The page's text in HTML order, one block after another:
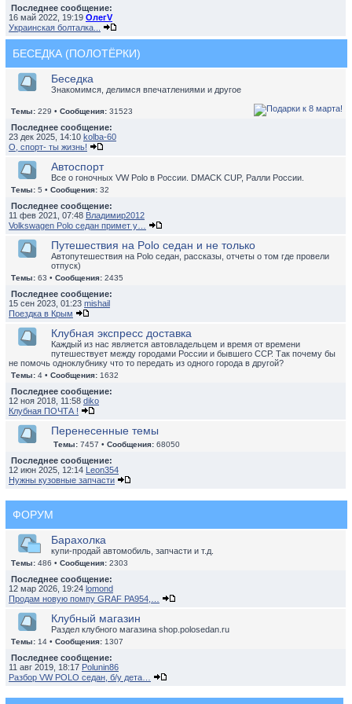
Последнее сообщение:
16 май 2022, 19:19 ОлегV
Украинская болталка...
БЕСЕДКА (ПОЛОТЁРКИ)
Беседка
Знакомимся, делимся впечатлениями и другое
Темы: 229 • Сообщения: 31523
Последнее сообщение:
23 дек 2025, 14:10 kolba-60
О, спорт- ты жизнь!
Автоспорт
Все о гоночных VW Polo в России. DMACK CUP, Ралли России.
Темы: 5 • Сообщения: 32
Последнее сообщение:
11 фев 2021, 07:48 Владимир2012
Volkswagen Polo седан примет у…
Путешествия на Polo седан и не только
Автопутешествия на Polo седан, рассказы, отчеты о том где провели
отпуск)
Темы: 63 • Сообщения: 2435
Последнее сообщение:
15 сен 2023, 01:23 mishail
Поездка в Крым
Клубная экспресс доставка
Каждый из нас является автовладельцем и время от времени
путешествует между городами России и бывшего ССР. Так почему бы
не помочь одноклубнику что то передать из одного города в другой?
Темы: 4 • Сообщения: 1632
Последнее сообщение:
12 ноя 2018, 11:58 diko
Клубная ПОЧТА !
Перенесенные темы
Темы: 7457 • Сообщения: 68050
Последнее сообщение:
12 июн 2025, 12:14 Leon354
Нужны кузовные запчасти
ФОРУМ
Барахолка
купи-продай автомобиль, запчасти и т.д.
Темы: 486 • Сообщения: 2303
Последнее сообщение:
12 мар 2026, 19:24 lomond
Продам новую помпу GRAF PA954,…
Клубный магазин
Раздел клубного магазина shop.polosedan.ru
Темы: 14 • Сообщения: 1307
Последнее сообщение:
11 авг 2019, 18:17 Polunin86
Разбор VW POLO седан, б/у дета…